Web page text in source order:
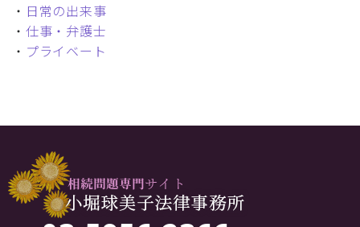
・ 日常の出来事
・ 仕事・弁護士
・ プライベート